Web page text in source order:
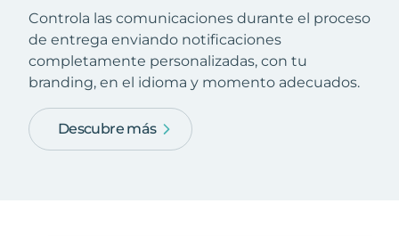
Controla las comunicaciones durante el proceso
de entrega enviando notificaciones
completamente personalizadas, con tu
branding, en el idioma y momento adecuados.
Descubre más